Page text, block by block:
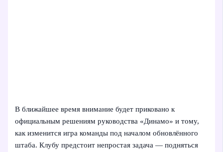
В ближайшее время внимание будет приковано к
официальным решениям руководства «Динамо» и тому,
как изменится игра команды под началом обновлённого
штаба. Клубу предстоит непростая задача — подняться